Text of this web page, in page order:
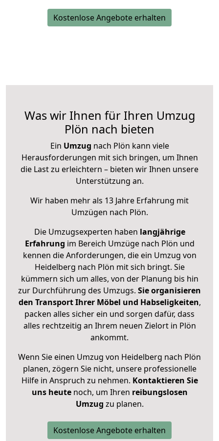
Kostenlose Angebote erhalten
Was wir Ihnen für Ihren Umzug
Plön nach bieten
Ein Umzug nach Plön kann viele
Herausforderungen mit sich bringen, um Ihnen
die Last zu erleichtern – bieten wir Ihnen unsere
Unterstützung an.
Wir haben mehr als 13 Jahre Erfahrung mit
Umzügen nach Plön.
Die Umzugsexperten haben langjährige
Erfahrung im Bereich Umzüge nach Plön und
kennen die Anforderungen, die ein Umzug von
Heidelberg nach Plön mit sich bringt. Sie
kümmern sich um alles, von der Planung bis hin
zur Durchführung des Umzugs. Sie organisieren
den Transport Ihrer Möbel und Habseligkeiten,
packen alles sicher ein und sorgen dafür, dass
alles rechtzeitig an Ihrem neuen Zielort in Plön
ankommt.
Wenn Sie einen Umzug von Heidelberg nach Plön
planen, zögern Sie nicht, unsere professionelle
Hilfe in Anspruch zu nehmen. Kontaktieren Sie
uns heutenoch, um Ihren reibungslosen
Umzug zu planen.
Kostenlose Angebote erhalten